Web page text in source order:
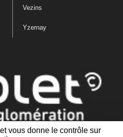
vous donne le contrôle sur
Vezins
Yzernay